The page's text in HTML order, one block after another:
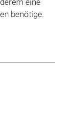
benötige.